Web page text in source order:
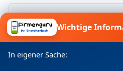
Ich willige ein, dass meine
Datenschutzerklärung
werden.
Wichtige
In eigener Sache: